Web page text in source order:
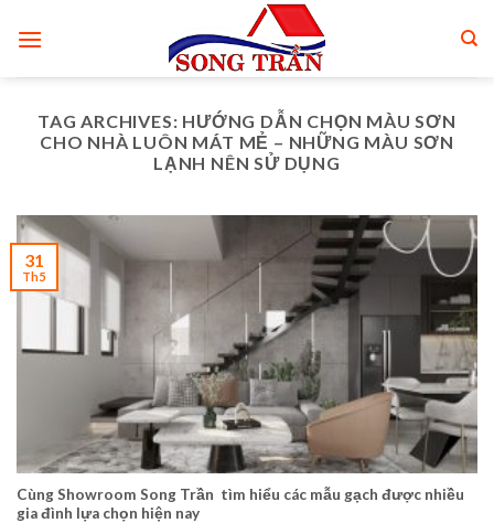
TAG ARCHIVES: HƯỚNG DẪN CHỌN MÀU SƠN
CHO NHÀ LUÔN MÁT MẺ – NHỮNG MÀU SƠN
LẠNH NÊN SỬ DỤNG
Cùng Showroom Song Trần tìm hiểu các mẫu gạch được nhiều
gia đình lựa chọn hiện nay
31
Th5